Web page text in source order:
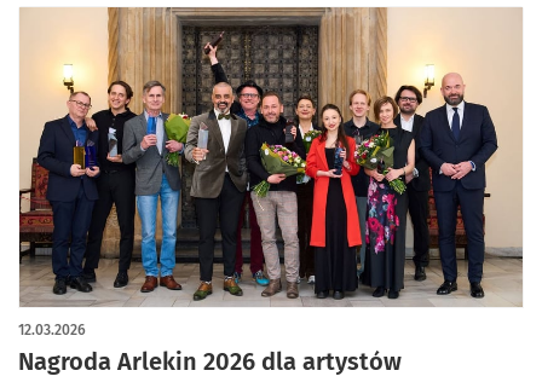
Nagroda Arlekin 2026 dla artystów
12.03.2026